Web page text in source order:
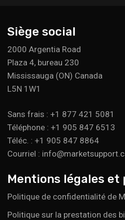
Siège social
2000 Argentia Road
Plaza 4, bureau 230
Mississauga (ON) Canada
L5N 1W1
Sans frais : +1 877 421 5081
Téléphone : +1 905 847 6513
Téléc. : +1 905 847 8864
Courriel :
Mentions légales et
Politique de confidentialité de
Politique sur la prestation des